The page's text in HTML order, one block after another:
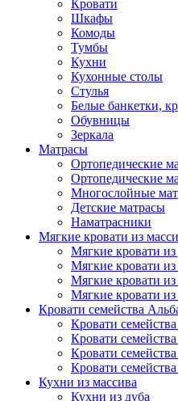
Кровати
Шкафы
Комоды
Тумбы
Кухни
Кухонные столы
Стулья
Белые банкетки,
Обувницы
Зеркала
Матрасы
Ортопедические
Ортопедические
Многослойные
Детские матрасы
Наматрасники
Мягкие кровати из
Мягкие кровати из
Мягкие кровати из
Мягкие кровати из
Мягкие кровати
Кровати семейства
Кровати
Кровати
Кровати
Кровати
Кухни из массива
Кухни из дуба